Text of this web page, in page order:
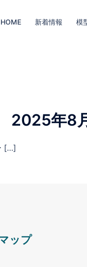
HOME 新着情報 模
年8
[…]
ップ